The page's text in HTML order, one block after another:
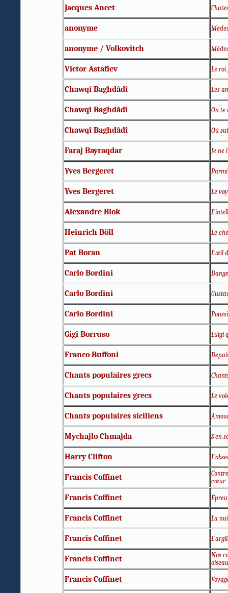
Jacques Ancet
anonyme
anonyme / Volkovitch
Victor Astafiev Le roi
Chawqî Baghdâdî Les
Chawqî Baghdâdî On te
Chawqî Baghdâdî Où
Faraj Bayraqdar Je ne
Yves Bergeret
Yves Bergeret Le
Alexandre Blok
Heinrich Böll Le
Pat Boran L'œil
Carlo Bordini
Carlo Bordini
Carlo Bordini
Gigi Borruso Luigi
Franco Buffoni
Chants populaires grecs
Chants populaires grecs Le
Chants populaires siciliens
Mychajlo Chmajda S'en
Harry Clifton
Francis Coffinet
cœur
Francis Coffinet
Francis Coffinet La
Francis Coffinet
Francis Coffinet
Nos
Francis Coffinet